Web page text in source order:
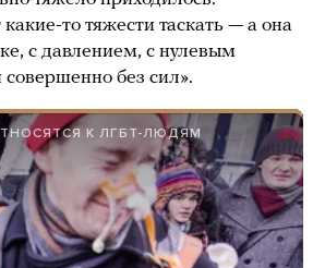
то тяжести таскать — а она
с давлением, с нулевым
совершенно без сил».
К ЛГБТ-ЛЮДЯМ